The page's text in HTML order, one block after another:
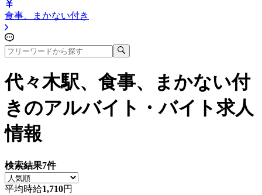
食事、まかない付き
代々木駅、食事、まかない付
きのアルバイト・バイト求人
情報
検索結果7件
平均時給1,710円